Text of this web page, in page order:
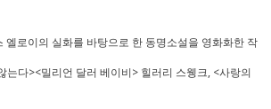
로이의 실화를 바탕으로 한 동명소설을 영화화한 작
다><밀리언 달러 베이비> 힐러리 스웽크, <사랑의